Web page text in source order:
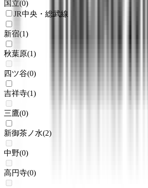
国立(0)
JR中央・総武線
新宿(1)
秋葉原(1)
四ツ谷(0)
吉祥寺(1)
三鷹(0)
新御茶ノ水(2)
中野(0)
高円寺(0)